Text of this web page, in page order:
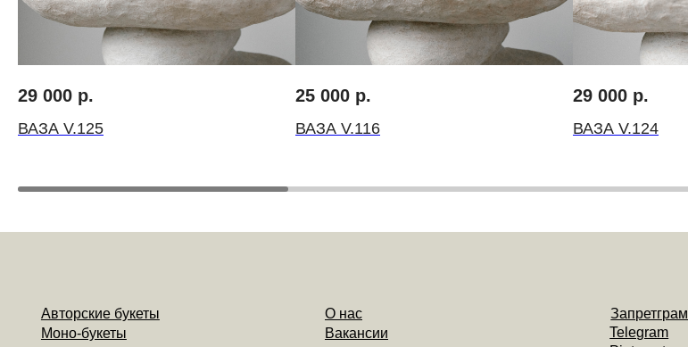
29 000 р.
ВАЗА V.125
25 000 р.
ВАЗА V.116
29 000 р.
ВАЗА V.124
Авторские букеты
Pinterest
Запретграм
Договор-оферта
Шляпные коробки с цветами
Личный кабинет
Свадебные букеты Инструкция по уходу